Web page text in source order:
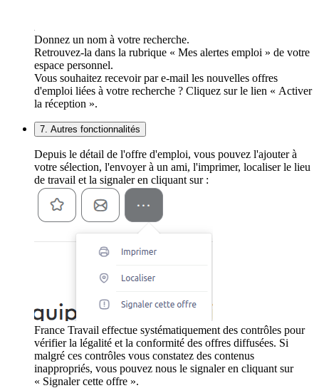
Donnez un nom à votre recherche.
Retrouvez-la dans la rubrique « Mes alertes emploi » de votre
espace personnel.
Vous souhaitez recevoir par e-mail les nouvelles offres
d'emploi liées à votre recherche ? Cliquez sur le lien « Activer
la réception ».
7. Autres fonctionnalités
Depuis le détail de l'offre d'emploi, vous pouvez l'ajouter à
votre sélection, l'envoyer à un ami, l'imprimer, localiser le lieu
de travail et la signaler en cliquant sur :
France Travail effectue systématiquement des contrôles pour
vérifier la légalité et la conformité des offres diffusées. Si
malgré ces contrôles vous constatez des contenus
inappropriés, vous pouvez nous le signaler en cliquant sur
« Signaler cette offre ».